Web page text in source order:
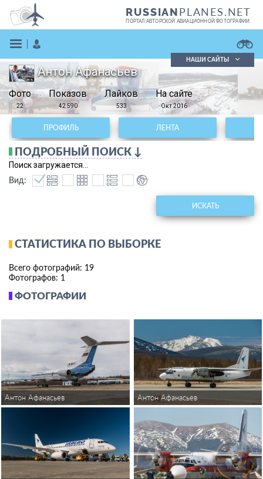
RUSSIANPLANES.NET
ПОРТАЛ АВТОРСКОЙ АВИАЦИОННОЙ ФОТОГРАФИИ
ЗАРЕГИСТРИРОВАТЬСЯ
Поиск фотографий
Поиск в реестре
Кратко
Подробно
НАШИ САЙТЫ
Антон Афанасьев
Фото
22
Показов
42 590
Лайков
533
На сайте
Окт 2016
ПРОФИЛЬ ЛЕНТА
ФОТОГРАФИИ
Антон Афанасьев Антон Афанасьев
ПОДРОБНЫЙ ПОИСК ↓
Поиск загружается...
Вид:
ИСКАТЬ
СТАТИСТИКА ПО ВЫБОРКЕ
Всего фотографий: 19
Фотографов: 1